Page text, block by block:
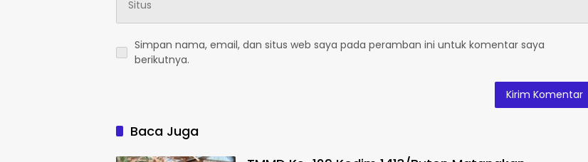
Simpan nama, email, dan situs web saya pada peramban ini untuk komentar saya
berikutnya.
Baca Juga